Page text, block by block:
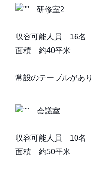
研修室2
収容可能人員 16名
面積 約40平米
常設のテーブルがあり
会議室
収容可能人員 10名
面積 約50平米